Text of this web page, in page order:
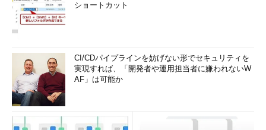
ショートカット
CI/CDパイプラインを妨げない形でセキュリティを
実現すれば、「開発者や運用担当者に嫌われないW
AF」は可能か